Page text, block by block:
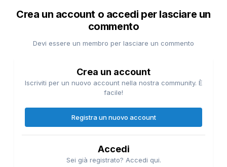
Crea un account o accedi per lasciare un
commento
Devi essere un membro per lasciare un commento
Crea un account
Iscriviti per un nuovo account nella nostra community. È
facile!
Registra un nuovo account
Accedi
Sei già registrato? Accedi qui.